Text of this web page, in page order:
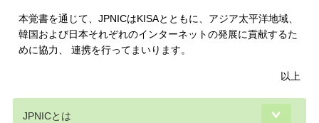
本覚書を通じて、JPNICはKISAとともに、アジア太平洋地域、
韓国および日本それぞれのインターネットの発展に貢献するた
めに協力、 連携を行ってまいります。
以上
JPNICとは